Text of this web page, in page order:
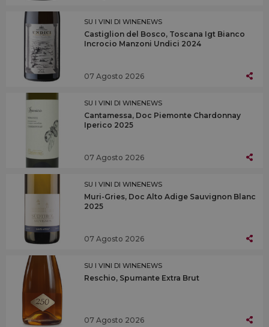
SU I VINI DI WINENEWS
Castiglion del Bosco, Toscana Igt Bianco
Incrocio Manzoni Undici 2024
07 Agosto 2026
SU I VINI DI WINENEWS
Cantamessa, Doc Piemonte Chardonnay
Iperico 2025
07 Agosto 2026
SU I VINI DI WINENEWS
Muri-Gries, Doc Alto Adige Sauvignon Blanc
2025
07 Agosto 2026
SU I VINI DI WINENEWS
Reschio, Spumante Extra Brut
07 Agosto 2026